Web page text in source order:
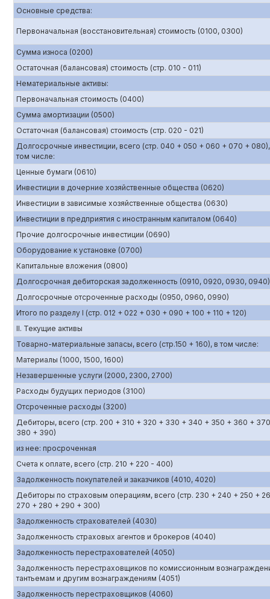
Основные средства:
Первоначальная (восстановительная) стоимость (0100, 0300)
Сумма износа (0200)
Остаточная (балансовая) стоимость (стр. 010 - 011)
Нематериальные активы:
Первоначальная стоимость (0400)
Сумма амортизации (0500)
Остаточная (балансовая) стоимость (стр. 020 - 021)
Долгосрочные инвестиции, всего (стр. 040 + 050 + 060 + 070 +
том числе:
Ценные бумаги (0610)
Инвестиции в дочерние хозяйственные общества (0620)
Инвестиции в зависимые хозяйственные общества (0630)
Инвестиции в предприятия с иностранным капиталом (0640)
Прочие долгосрочные инвестиции (0690)
Оборудование к установке (0700)
Капитальные вложения (0800)
Долгосрочная дебиторская задолженность (0910, 0920, 0930, 0940)
Долгосрочные отсроченные расходы (0950, 0960, 0990)
Итого по разделу I (стр. 012 + 022 + 030 + 090 + 100 + 110 + 120)
II. Текущие активы
Товарно-материальные запасы, всего (стр.150 + 160), в том числе:
Материалы (1000, 1500, 1600)
Незавершенные услуги (2000, 2300, 2700)
Расходы будущих периодов (3100)
Отсроченные расходы (3200)
Дебиторы, всего (стр. 200 + 310 + 320 + 330 + 340 + 350 + 360 +
380 + 390)
из нее: просроченная
Счета к оплате, всего (стр. 210 + 220 - 400)
Задолженность покупателей и заказчиков (4010, 4020)
Дебиторы по страховым операциям, всего (стр. 230 + 240 + 250 +
270 + 280 + 290 + 300)
Задолженность страхователей (4030)
Задолженность страховых агентов и брокеров (4040)
Задолженность перестрахователей (4050)
Задолженность перестраховщиков по комиссионным
тантьемам и другим вознаграждениям (4051)
Задолженность перестраховщиков (4060)